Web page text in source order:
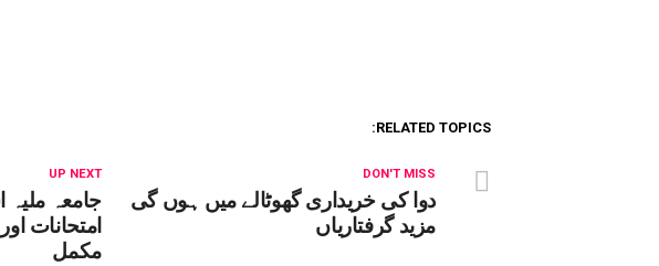
RELATED TOPICS:
UP NEXT
جامعہ ملیہ
امتحانات
مکمل
DON'T MISS
دوا کی خریداری گھوٹالے میں ہوں گی
مزید گرفتاریاں